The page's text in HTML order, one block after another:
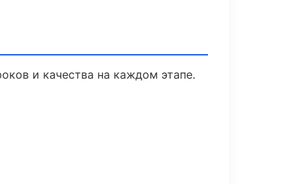
и качества на каждом этапе.